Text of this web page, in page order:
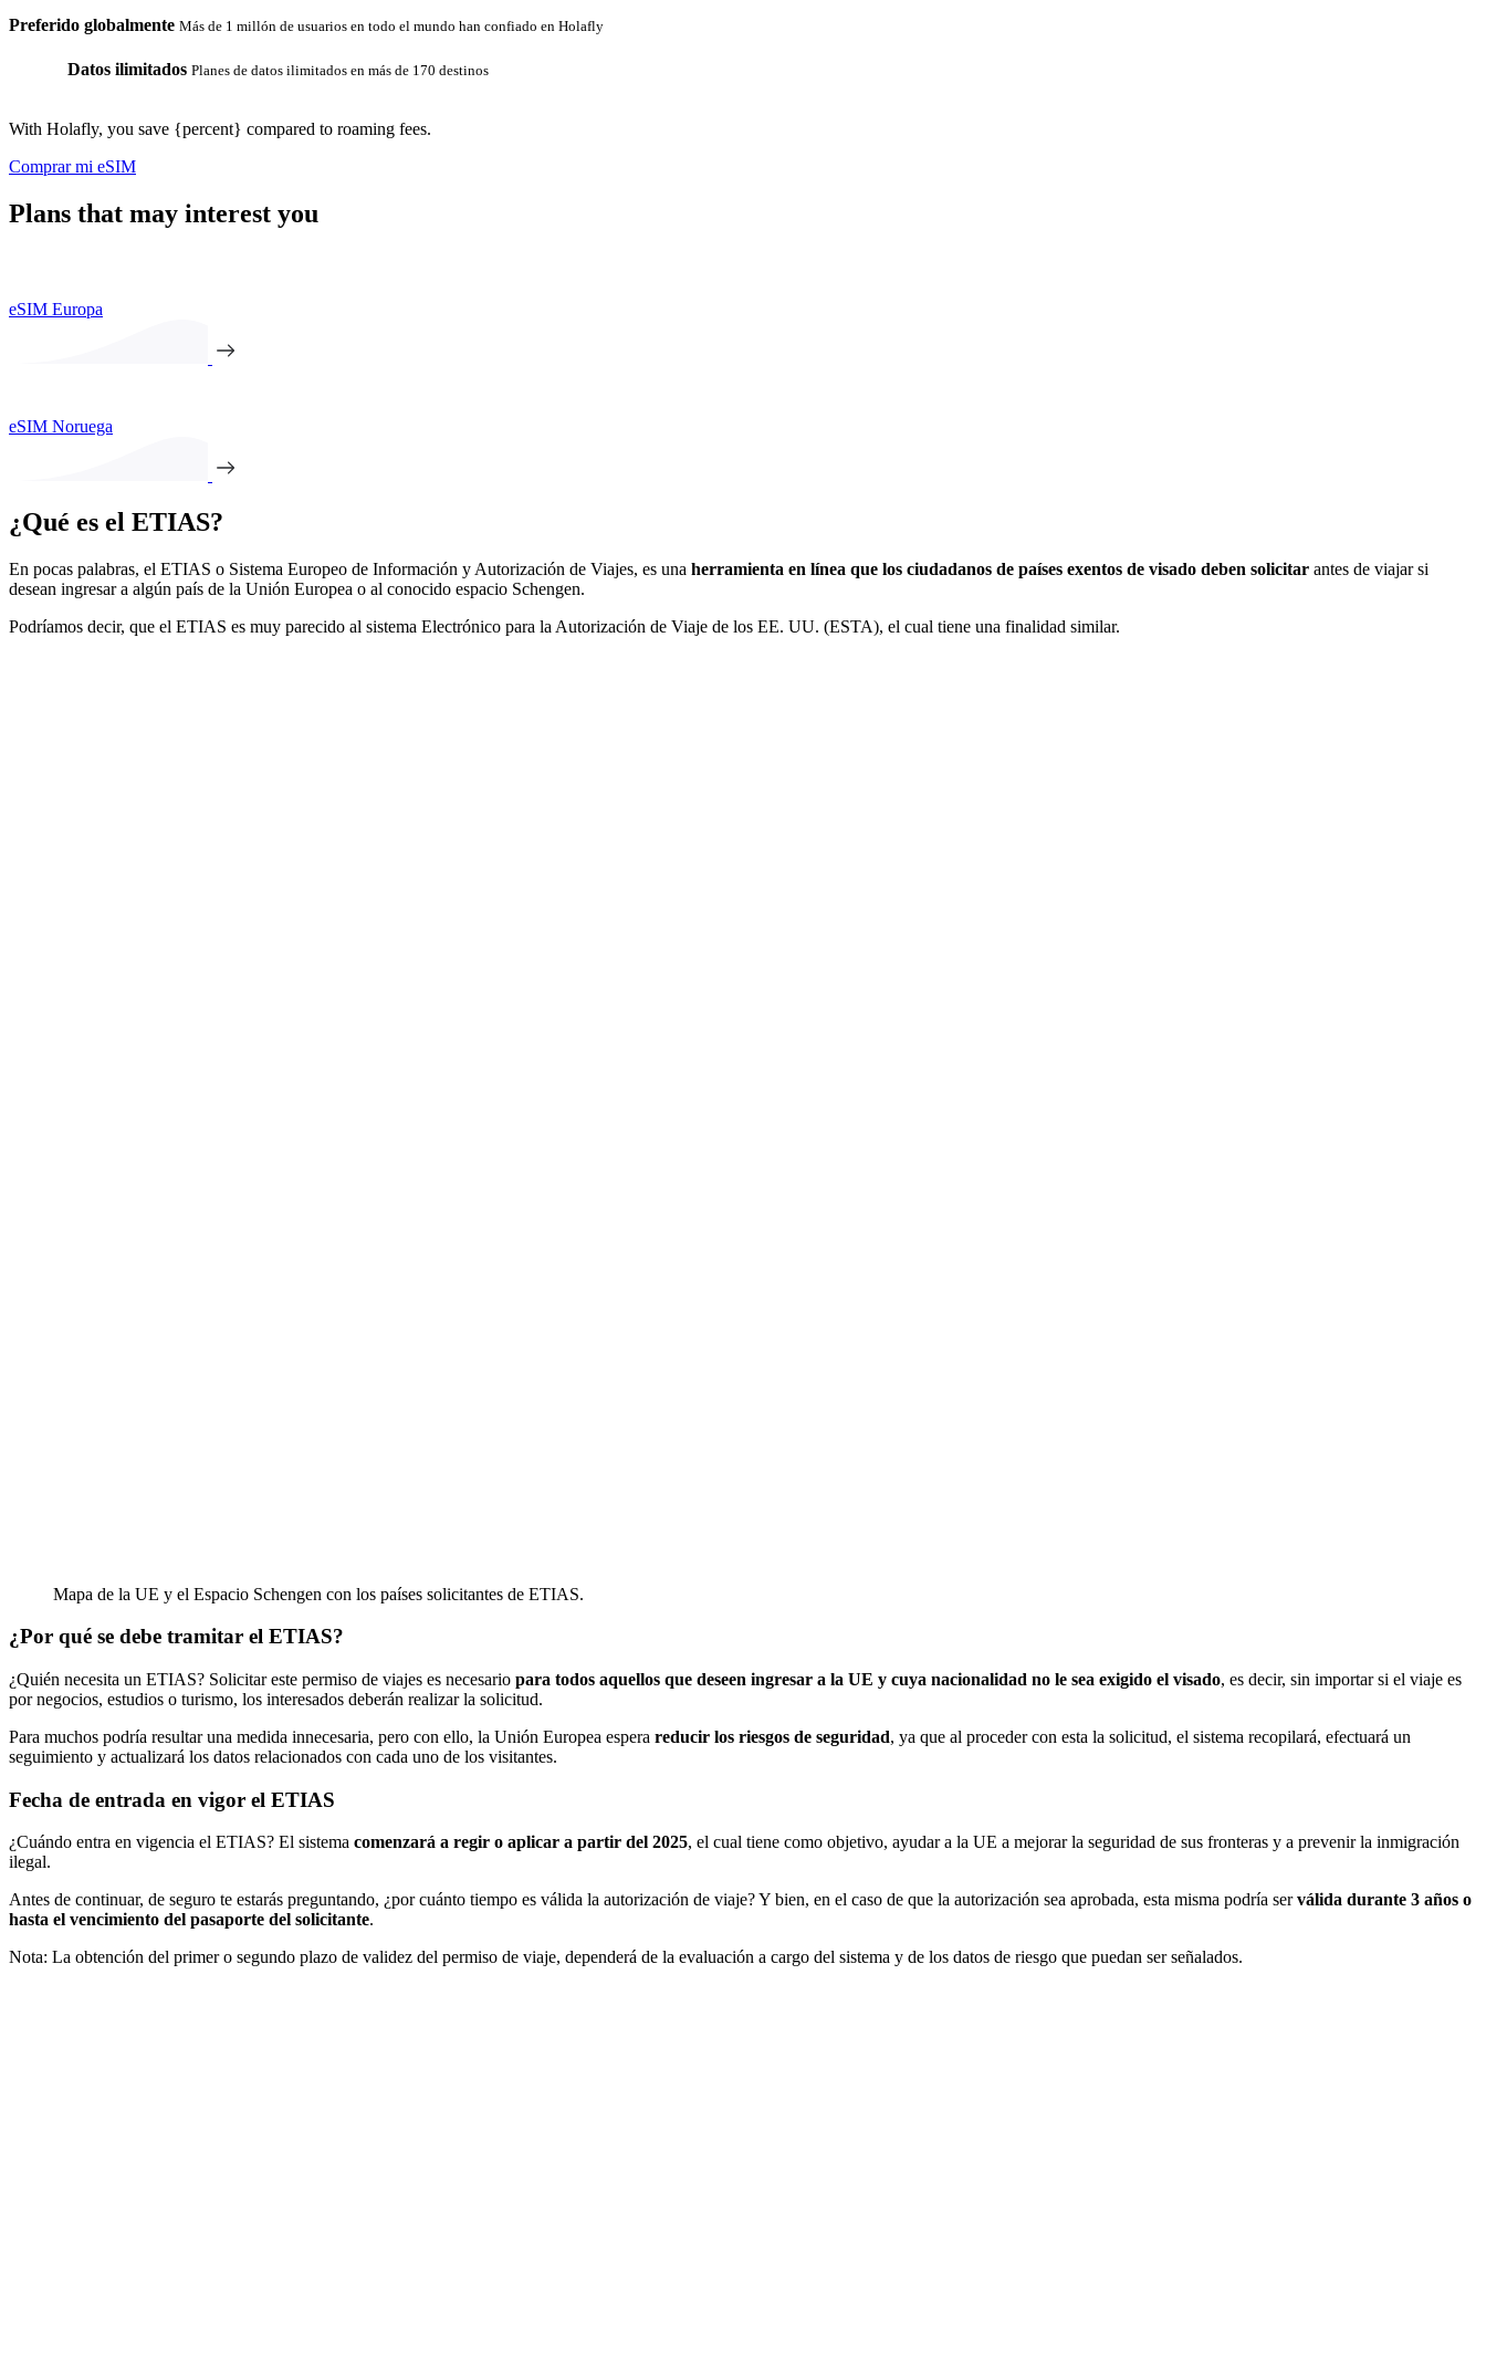
Preferido globalmente Más de 1 millón de usuarios en todo el mundo han confiado en Holafly
Datos ilimitados Planes de datos ilimitados en más de 170 destinos
With Holafly, you save {percent} compared to roaming fees.
Comprar mi eSIM
Plans that may interest you
eSIM Europa
eSIM Noruega
¿Qué es el ETIAS?
En pocas palabras, el ETIAS o Sistema Europeo de Información y Autorización de Viajes, es una herramienta en línea que los ciudadanos de países exentos de visado deben solicitar antes de viajar si
desean ingresar a algún país de la Unión Europea o al conocido espacio Schengen.
Podríamos decir, que el ETIAS es muy parecido al sistema Electrónico para la Autorización de Viaje de los EE. UU. (ESTA), el cual tiene una finalidad similar.
Mapa de la UE y el Espacio Schengen con los países solicitantes de ETIAS.
¿Por qué se debe tramitar el ETIAS?
¿Quién necesita un ETIAS? Solicitar este permiso de viajes es necesario para todos aquellos que deseen ingresar a la UE y cuya nacionalidad no le sea exigido el visado, es decir, sin importar si el viaje es
por negocios, estudios o turismo, los interesados deberán realizar la solicitud.
Para muchos podría resultar una medida innecesaria, pero con ello, la Unión Europea espera reducir los riesgos de seguridad, ya que al proceder con esta la solicitud, el sistema recopilará, efectuará un
seguimiento y actualizará los datos relacionados con cada uno de los visitantes.
Fecha de entrada en vigor el ETIAS
¿Cuándo entra en vigencia el ETIAS? El sistema comenzará a regir o aplicar a partir del 2025, el cual tiene como objetivo, ayudar a la UE a mejorar la seguridad de sus fronteras y a prevenir la inmigración
ilegal.
Antes de continuar, de seguro te estarás preguntando, ¿por cuánto tiempo es válida la autorización de viaje? Y bien, en el caso de que la autorización sea aprobada, esta misma podría serválida durante 3 años o
hasta el vencimiento del pasaporte del solicitante.
Nota: La obtención del primer o segundo plazo de validez del permiso de viaje, dependerá de la evaluación a cargo del sistema y de los datos de riesgo que puedan ser señalados.